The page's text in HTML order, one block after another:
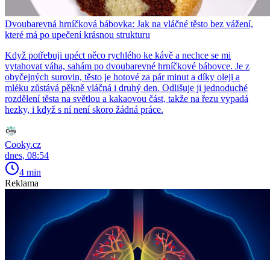
Dvoubarevná hrníčková bábovka: Jak na vláčné těsto bez vážení,
které má po upečení krásnou strukturu
Když potřebuji upéct něco rychlého ke kávě a nechce se mi
vytahovat váha, sahám po dvoubarevné hrníčkové bábovce. Je z
obyčejných surovin, těsto je hotové za pár minut a díky oleji a
mléku zůstává pěkně vláčná i druhý den. Odlišuje ji jednoduché
rozdělení těsta na světlou a kakaovou část, takže na řezu vypadá
hezky, i když s ní není skoro žádná práce.
Cooky.cz
dnes, 08:54
4 min
Reklama